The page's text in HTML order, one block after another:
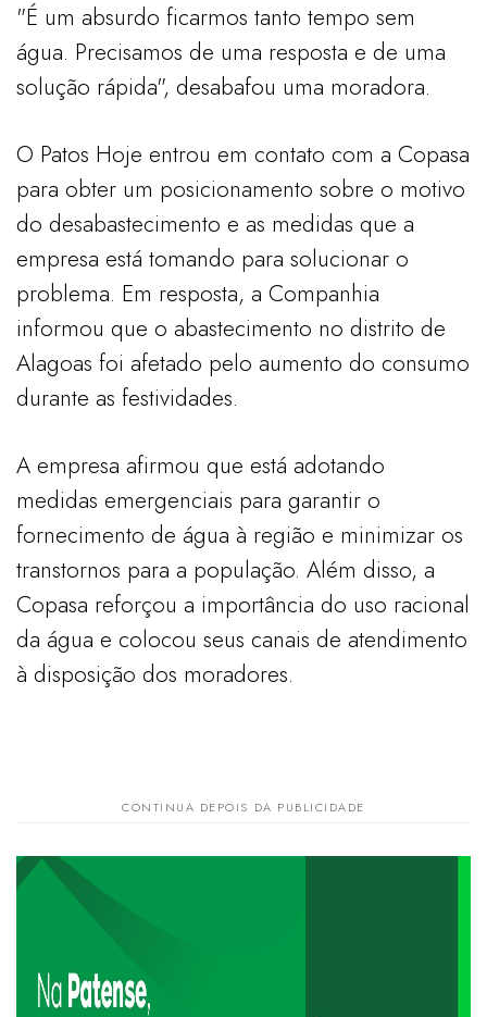
"É um absurdo ficarmos tanto tempo sem
água. Precisamos de uma resposta e de uma
solução rápida", desabafou uma moradora.
O Patos Hoje entrou em contato com a Copasa
para obter um posicionamento sobre o motivo
do desabastecimento e as medidas que a
empresa está tomando para solucionar o
problema. Em resposta, a Companhia
informou que o abastecimento no distrito de
Alagoas foi afetado pelo aumento do consumo
durante as festividades.
A empresa afirmou que está adotando
medidas emergenciais para garantir o
fornecimento de água à região e minimizar os
transtornos para a população. Além disso, a
Copasa reforçou a importância do uso racional
da água e colocou seus canais de atendimento
à disposição dos moradores.